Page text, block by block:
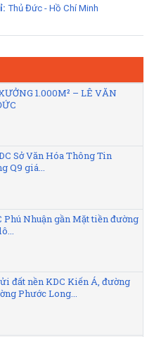
Thủ Đức - Hồ Chí Minh
1.000M² – LÊ VĂN
Sở Văn Hóa Thông Tin
Q9 giá...
Phú Nhuận gần Mặt tiền đường
đất nền KDC Kiến Á, đường
Phước Long...